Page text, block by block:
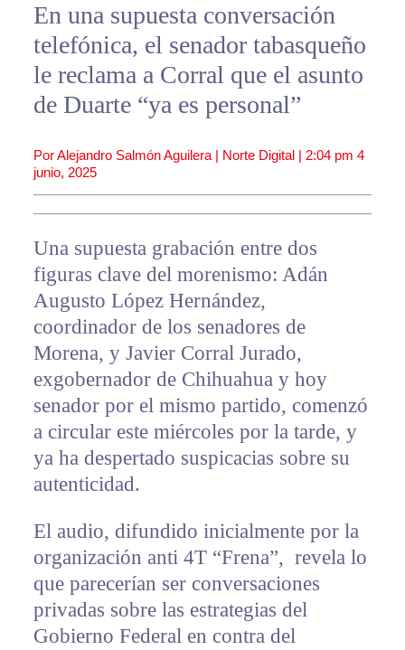
En una supuesta conversación
telefónica, el senador tabasqueño
le reclama a Corral que el asunto
de Duarte “ya es personal”
Por Alejandro Salmón Aguilera | Norte Digital | 2:04 pm 4
junio, 2025
Una supuesta grabación entre dos
figuras clave del morenismo: Adán
Augusto López Hernández,
coordinador de los senadores de
Morena, y Javier Corral Jurado,
exgobernador de Chihuahua y hoy
senador por el mismo partido, comenzó
a circular este miércoles por la tarde, y
ya ha despertado suspicacias sobre su
autenticidad.
El audio, difundido inicialmente por la
organización anti 4T “Frena”, revela lo
que parecerían ser conversaciones
privadas sobre las estrategias del
Gobierno Federal en contra del